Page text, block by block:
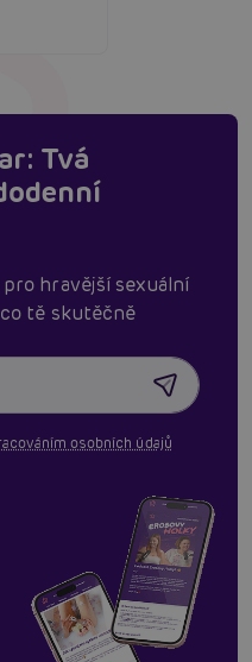
Tvá
hravější sexuální
tě skutěčně
osobních údajů